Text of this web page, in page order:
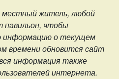
житель, любой
чтобы
информацию о текущем
времени обновится сайт
информация также
интернета.